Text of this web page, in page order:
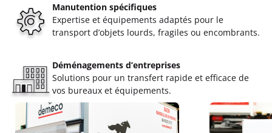
Manutention spécifiques
Expertise et équipements adaptés pour le
transport d’objets lourds, fragiles ou encombrants.
Déménagements d’entreprises
Solutions pour un transfert rapide et efficace de
vos bureaux et équipements.